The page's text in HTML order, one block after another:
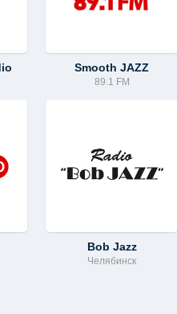
Smooth JAZZ
89.1 FM
Bob Jazz
Челябинск